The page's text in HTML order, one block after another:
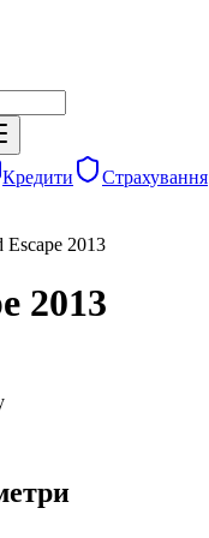
Кредити
Страхування
Escape 2013
2013